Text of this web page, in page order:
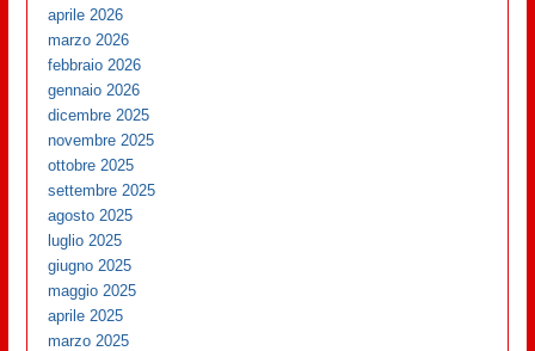
aprile 2026
marzo 2026
febbraio 2026
gennaio 2026
dicembre 2025
novembre 2025
ottobre 2025
settembre 2025
agosto 2025
luglio 2025
giugno 2025
maggio 2025
aprile 2025
marzo 2025